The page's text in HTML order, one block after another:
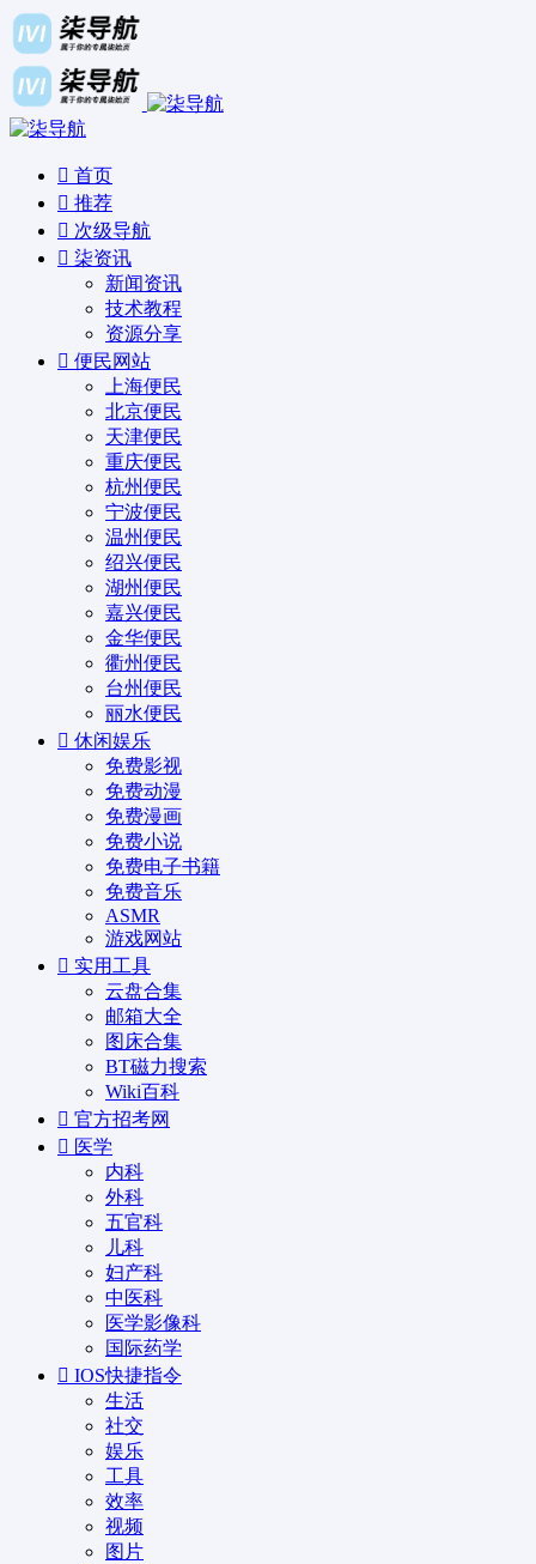
首页
推荐
次级导航
柒资讯
新闻资讯
技术教程
资源分享
便民网站
上海便民
北京便民
天津便民
重庆便民
杭州便民
宁波便民
温州便民
绍兴便民
湖州便民
嘉兴便民
金华便民
衢州便民
台州便民
丽水便民
休闲娱乐
免费影视
免费动漫
免费漫画
免费小说
免费电子书籍
免费音乐
ASMR
游戏网站
实用工具
云盘合集
邮箱大全
图床合集
BT磁力搜索
Wiki百科
官方招考网
医学
内科
外科
五官科
儿科
妇产科
中医科
医学影像科
国际药学
IOS快捷指令
生活
社交
娱乐
工具
效率
视频
图片